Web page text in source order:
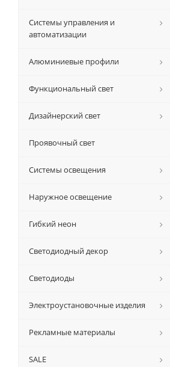
Системы управления и
автоматизации
Алюминиевые профили
Функциональный свет
Дизайнерский свет
Проявочный свет
Системы освещения
Наружное освещение
Гибкий неон
Светодиодный декор
Светодиоды
Электроустановочные изделия
Рекламные материалы
SALE